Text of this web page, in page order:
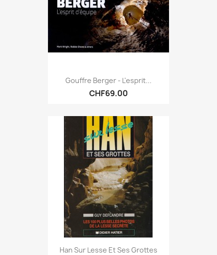
Gouffre Berger - L'esprit...
CHF69.00
Han Sur Lesse Et Ses Grottes